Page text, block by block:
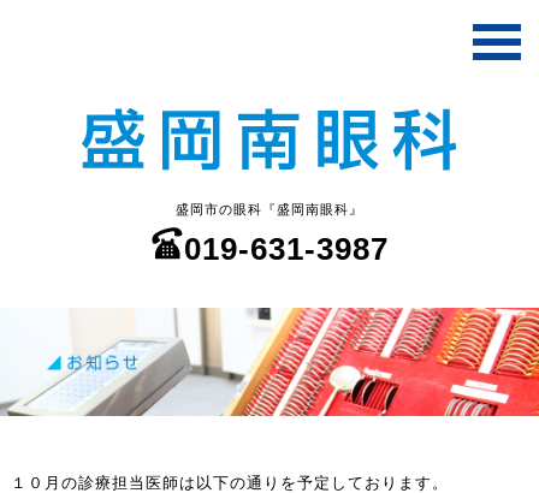
盛岡市の眼科『盛岡南眼科』
019-631-3987
１０月の診療担当医師は以下の通りを予定しております。